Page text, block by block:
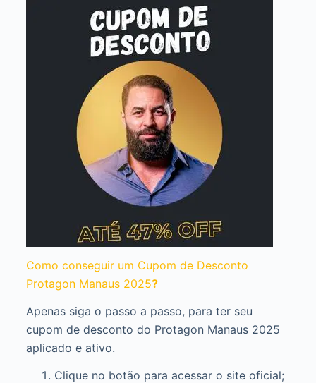
Como conseguir um Cupom de Desconto
Protagon Manaus 2025?
Apenas siga o passo a passo, para ter seu
cupom de desconto do Protagon Manaus 2025
aplicado e ativo.
Clique no botão para acessar o site oficial;